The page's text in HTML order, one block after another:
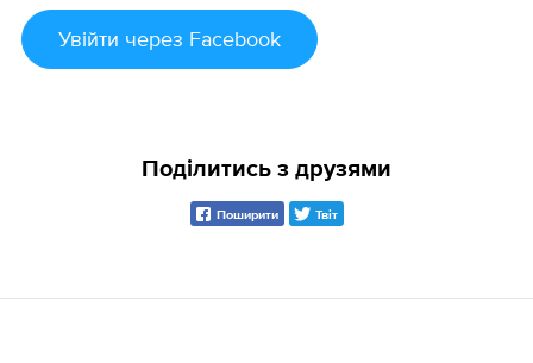
Увійти через Facebook
Поділитись з друзями
Поширити Твіт